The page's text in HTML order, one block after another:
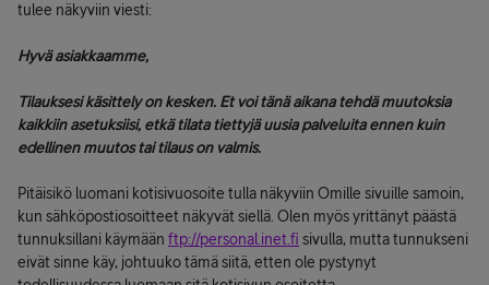
tulee näkyviin viesti:
Hyvä asiakkaamme,
Tilauksesi käsittely on kesken. Et voi tänä aikana tehdä muutoksia
kaikkiin asetuksiisi, etkä tilata tiettyjä uusia palveluita ennen kuin
edellinen muutos tai tilaus on valmis.
Pitäisikö luomani kotisivuosoite tulla näkyviin Omille sivuille samoin,
kun sähköpostiosoitteet näkyvät siellä. Olen myös yrittänyt päästä
tunnuksillani käymään ftp://personal.inet.fi sivulla, mutta tunnukseni
eivät sinne käy, johtuuko tämä siitä, etten ole pystynyt